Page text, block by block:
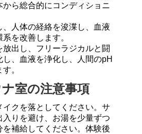
から総合的にコンディショニ
、人体の経絡を浚渫し、血液
を改善します。
放出し、フリーラジカルと闘
し、血液を浄化し、人間のpH
。
室の注意事項
イクを落としてください。サ
入りを避け、お湯を少量ずつ
を補給してください。体験後